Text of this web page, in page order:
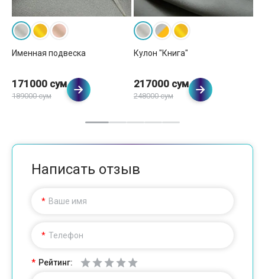
Именная подвеска
171000 сум
189000 сум
Кулон "Книга"
217000 сум
248000 сум
Написать отзыв
Ваше имя
Телефон
Рейтинг: